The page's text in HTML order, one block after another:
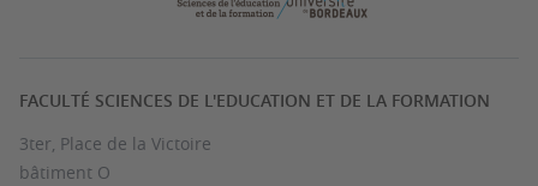
FACULTÉ SCIENCES DE L'EDUCATION ET DE LA FORMATION
3ter, Place de la Victoire
bâtiment O